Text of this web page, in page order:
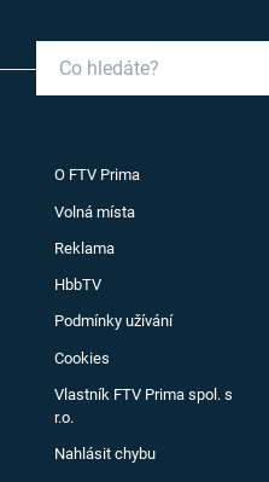
O FTV Prima
Volná místa
Reklama
HbbTV
Podmínky užívání
Cookies
Vlastník FTV Prima spol. s
r.o.
Nahlásit chybu